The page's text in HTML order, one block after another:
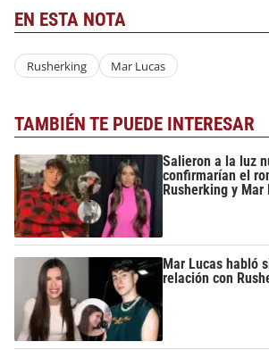
EN ESTA NOTA
Rusherking Mar Lucas
TAMBIÉN TE PUEDE INTERESAR
Salieron a la luz
confirmarían el
Rusherking y Mar
Mar Lucas habló
relación con